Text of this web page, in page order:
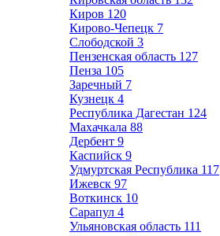
Киров 120
Кирово-Чепецк 7
Слободской 3
Пензенская область 127
Пенза 105
Заречный 7
Кузнецк 4
Республика Дагестан 124
Махачкала 88
Дербент 9
Каспийск 9
Удмуртская Республика 117
Ижевск 97
Воткинск 10
Сарапул 4
Ульяновская область 111